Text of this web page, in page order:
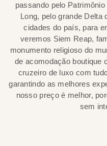
passando pelo
Long, pelo grande Delta
cidades do país, para
veremos Siem Reap,
monumento religioso do
de acomodação boutique
cruzeiro de luxo com
garantindo as melhores
nosso preço é melhor,
sem